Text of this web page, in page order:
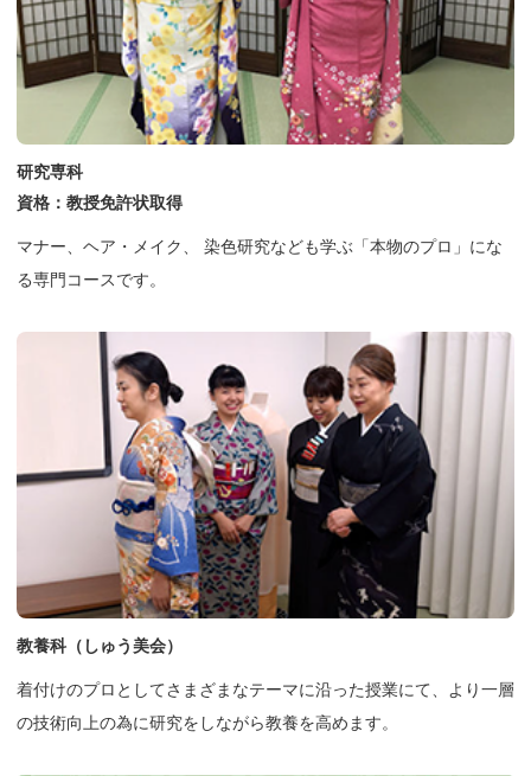
研究専科
資格：教授免許状取得
マナー、ヘア・メイク、 染色研究なども学ぶ「本物のプロ」にな
る専門コースです。
教養科（しゅう美会）
着付けのプロとしてさまざまなテーマに沿った授業にて、より一層
の技術向上の為に研究をしながら教養を高めます。